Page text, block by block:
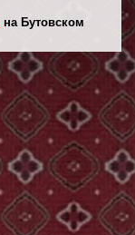
на Бутовском